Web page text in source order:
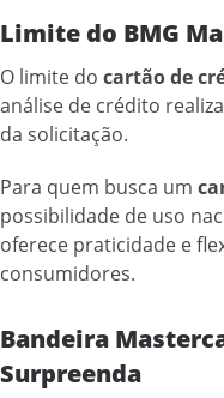
Limite do BMG
O limite do cartão de
análise de crédito
da solicitação.
Para quem busca um
possibilidade de uso
oferece praticidade e
consumidores.
Bandeira
Surpreenda